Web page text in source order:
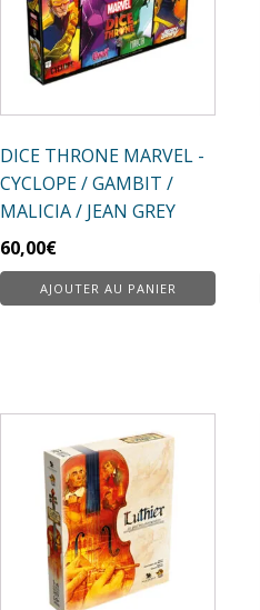
DICE THRONE MARVEL -
CYCLOPE / GAMBIT /
MALICIA / JEAN GREY
60,00€
AJOUTER AU PANIER